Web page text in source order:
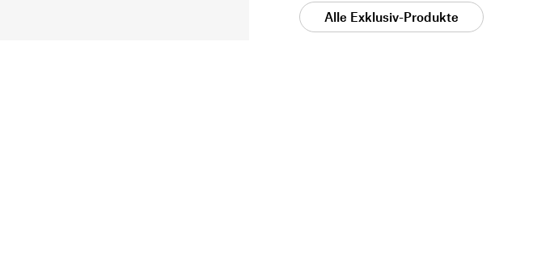
Alle Exklusiv-Produkte